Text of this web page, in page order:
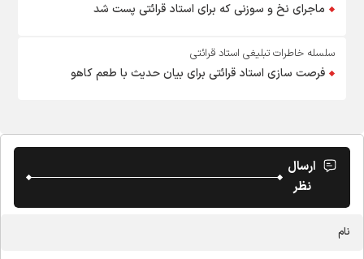
ماجرای نخ و سوزنی که برای استاد قرائتی پست شد
سلسله خاطرات تبلیغی استاد قرائتی
فرصت سازی استاد قرائتی برای بیان حدیث با طعم کاهو
ارسال
نظر